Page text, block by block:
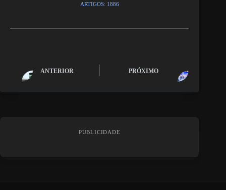
ARTIGOS: 1886
ANTERIOR PRÓXIMO
PUBLICIDADE